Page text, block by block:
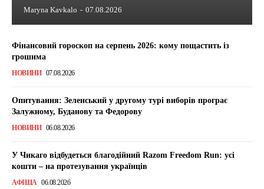
Maryna Kavkalo - 07.08.2026
Фінансовий гороскоп на серпень 2026: кому пощастить із
грошима
НОВИНИ 07.08.2026
Опитування: Зеленський у другому турі виборів програє
Залужному, Буданову та Федорову
НОВИНИ 06.08.2026
У Чикаго відбудеться благодійний Razom Freedom Run: усі
кошти – на протезування українців
АФІША 06.08.2026